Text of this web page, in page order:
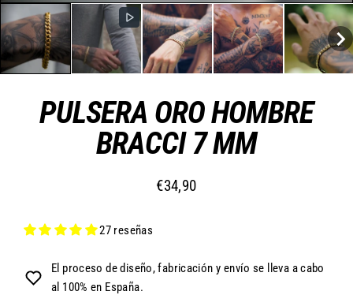
PULSERA ORO HOMBRE
BRACCI 7 MM
Precio
€34,90
27 reseñas
El proceso de diseño, fabricación y envío se lleva a cabo
al 100% en España.